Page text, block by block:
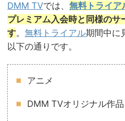
DMM TVでは、 無料トライア
プレミアム入会時と同様のサ
す。 無料トライアル期間中に
以下の通りです。
アニメ
DMM TVオリジナル作品